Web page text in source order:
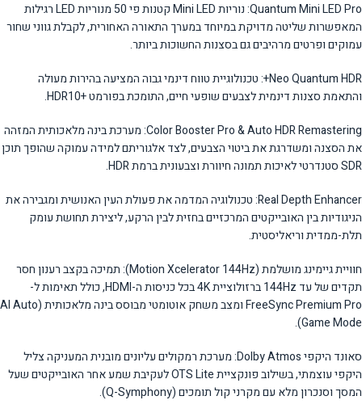
Quantum Mini LED Pro: נוריות Mini LED קטנות פי 50 מנוריות LED רגילות
המאפשרות שליטה מדויקת במיוחד במערך התאורה האחורית, לקבלת גווני שחור
עמוקים ופרטים מרהיבים גם בסצנות החשוכות ביותר.
Neo Quantum HDR+: טכנולוגיית טווח דינמי גבוה המציעה בהירות מעולה
והתאמת סצנות דינמית לצבעים שופעי חיים, התומכת בפורמט +HDR10.
Color Booster Pro & Auto HDR Remastering: מערכת בינה מלאכותית המזהה
את הסצנה ומשדרגת את ביטוי הצבעים, לצד אלגוריתם למידה עמוקה שהופך תוכן
SDR סטנדרטי לאיכות תמונה חיוורת וצבעונית ברמת HDR.
Real Depth Enhancer: טכנולוגיה המדמה את פעולת העין האנושית ומגבירה את
הניגודיות בין האובייקטים המרכזיים בחזית לבין הרקע, ליצירת תחושת עומק
תלת-ממדית וריאליסטית.
חוויית גיימינג מושלמת (Motion Xcelerator 144Hz): תמיכה בקצב רענון חסר
תקדים של עד 144Hz ברזולוציית 4K בכל כניסות ה-HDMI, כולל תאימות ל-
FreeSync Premium Pro ומצב משחק אוטומטי מבוסס בינה מלאכותית (AI Auto
Game Mode).
סאונד היקפי Dolby Atmos: מערכת רמקולים עליונים מובנית המעניקה צליל
היקפי עוצמתי, בשילוב פונקציית OTS Lite לעקיבת שמע אחר האובייקטים שעל
המסך וסנכרון מלא עם מקרני קול תומכים (Q-Symphony).